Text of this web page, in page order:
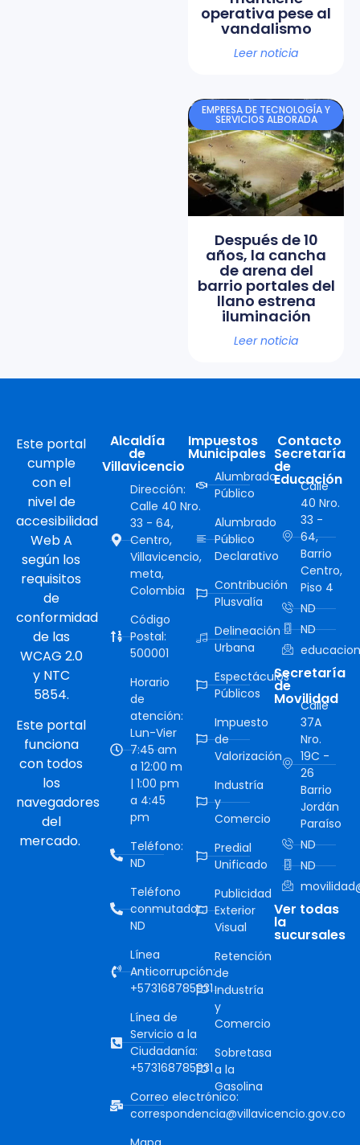
operativa pese al
vandalismo
Leer noticia
EMPRESA DE TECNOLOGÍA Y
SERVICIOS ALBORADA
Después de 10
años, la cancha
de arena del
barrio portales del
llano estrena
iluminación
Leer noticia
Este portal
cumple
con el
nivel de
accesibilidad
Web A
según los
requisitos
de
conformidad
de las
WCAG 2.0
y NTC
5854.
Este portal
funciona
con todos
los
navegadores
del
mercado.
Alcaldía
de
Villavicencio
Dirección:
Calle 40 Nro.
33 - 64,
Centro,
Villavicencio,
meta,
Colombia
Código
Postal:
500001
Horario
de
atención:
Lun-Vier
7:45 am
a 12:00 m
| 1:00 pm
a 4:45
pm
Teléfono:
ND
Teléfono
conmutador:
ND
Línea
Anticorrupción:
+573168785931
Línea de
Servicio a la
Ciudadanía:
+573168785931
Correo electrónico:
correspondencia@villavicencio.gov.co
Impuestos
Municipales
Alumbrado
Público
Alumbrado
Público
Declarativo
Contribución
Plusvalía
Delineación
Urbana
Espectáculos
Públicos
Impuesto
de
Valorización
Industría
y
Comercio
Predial
Unificado
Publicidad
Exterior
Visual
Retención
de
Industría
y
Comercio
Sobretasa
a la
Gasolina
Contacto
Secretaría
de
Educación
Calle
40 Nro.
33 -
64,
Barrio
Centro,
Piso 4
ND
ND
Secretaría
de
Movilidad
Calle
37A
Nro.
19C -
26
Barrio
Jordán
Paraíso
ND
ND
Ver todas
la
sucursales